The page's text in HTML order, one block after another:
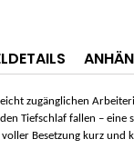
zugänglichen
Tiefschlaf fallen – eine
Besetzung kurz und